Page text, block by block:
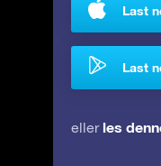
Last
Last
eller les